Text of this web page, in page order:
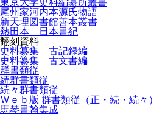
東京大学史料編纂所叢書
尾州家河内本源氏物語
新天理図書館善本叢書
熱田本 日本書紀
翻刻資料
史料纂集 古記録編
史料纂集 古文書編
群書類従
続群書類従
続々群書類従
Ｗｅｂ版 群書類従（正・続・続々）
馬琴書翰集成